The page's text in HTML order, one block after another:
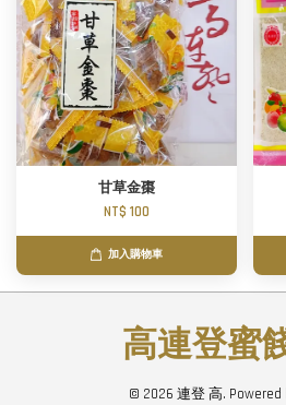
甘草金棗
NT$ 100
加入購物車
高連登蜜
© 2026 連登 高. Powered